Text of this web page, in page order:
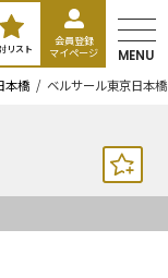
リスト
会員登録
マイページ
MENU
本橋 ベルサール東京日本